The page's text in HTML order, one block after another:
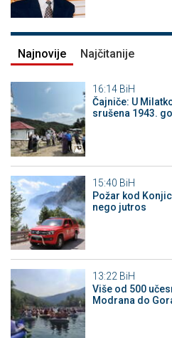
Najnovije Najčitanije
16:14 BiH
Čajniče: U
srušena 1943.
15:40 BiH
Požar kod
nego jutros
13:22 BiH
Više od 500
Modrana do